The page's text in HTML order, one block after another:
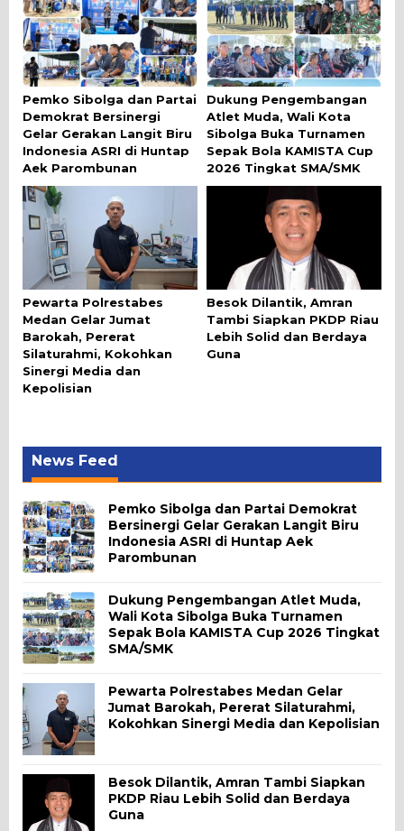
Pemko Sibolga dan Partai
Demokrat Bersinergi
Gelar Gerakan Langit Biru
Indonesia ASRI di Huntap
Aek Parombunan
Dukung Pengembangan
Atlet Muda, Wali Kota
Sibolga Buka Turnamen
Sepak Bola KAMISTA Cup
2026 Tingkat SMA/SMK
Pewarta Polrestabes
Medan Gelar Jumat
Barokah, Pererat
Silaturahmi, Kokohkan
Sinergi Media dan
Kepolisian
Besok Dilantik, Amran
Tambi Siapkan PKDP Riau
Lebih Solid dan Berdaya
Guna
News Feed
Pemko Sibolga dan Partai Demokrat
Bersinergi Gelar Gerakan Langit Biru
Indonesia ASRI di Huntap Aek
Parombunan
Dukung Pengembangan Atlet Muda,
Wali Kota Sibolga Buka Turnamen
Sepak Bola KAMISTA Cup 2026 Tingkat
SMA/SMK
Pewarta Polrestabes Medan Gelar
Jumat Barokah, Pererat Silaturahmi,
Kokohkan Sinergi Media dan Kepolisian
Besok Dilantik, Amran Tambi Siapkan
PKDP Riau Lebih Solid dan Berdaya
Guna